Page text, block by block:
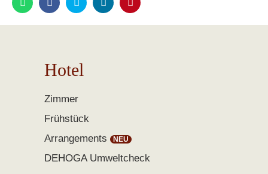
Hotel
Zimmer
Frühstück
Arrangements
DEHOGA Umweltcheck